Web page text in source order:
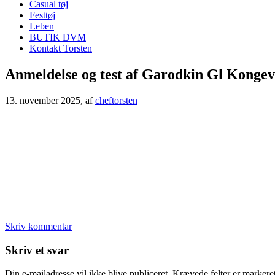
Casual tøj
Festtøj
Leben
BUTIK DVM
Kontakt Torsten
Anmeldelse og test af Garodkin Gl
13. november 2025, afcheftorsten
Skriv kommentar
Læserinteraktioner
Skriv et svar